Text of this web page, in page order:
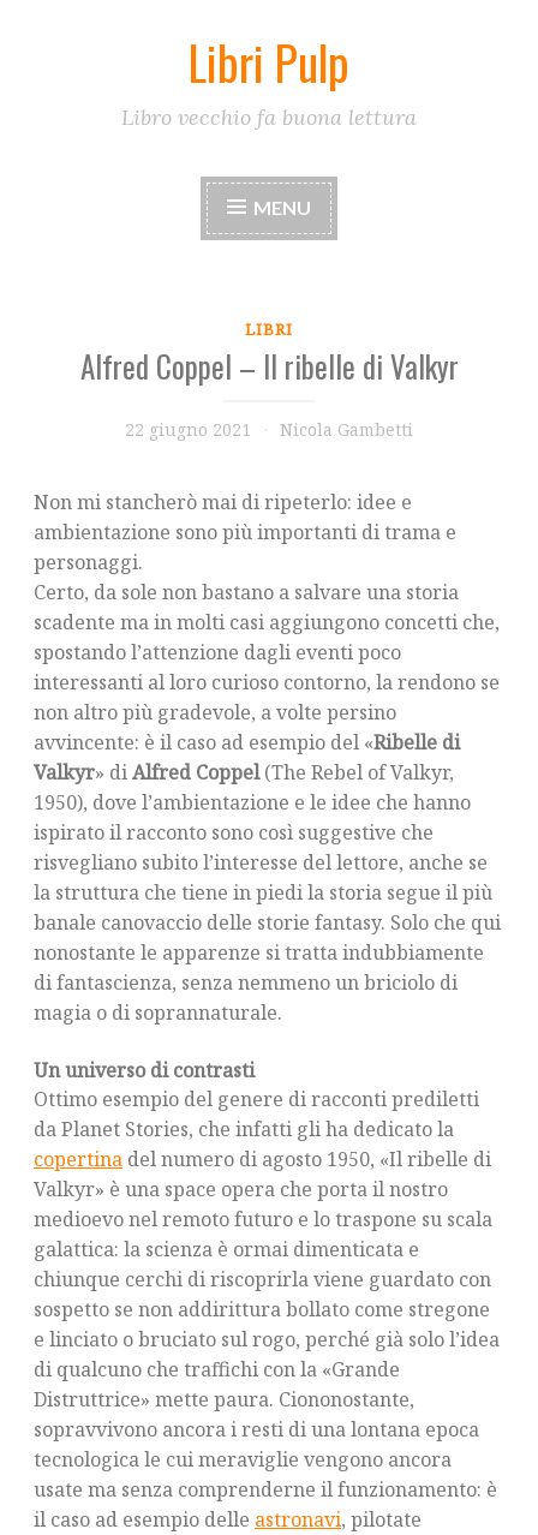
Libri Pulp
Libro vecchio fa buona lettura
MENU
LIBRI
Alfred Coppel – Il ribelle di Valkyr
22 giugno 2021 Nicola Gambetti
Non mi stancherò mai di ripeterlo: idee e
ambientazione sono più importanti di trama e
personaggi.
Certo, da sole non bastano a salvare una storia
scadente ma in molti casi aggiungono concetti che,
spostando l’attenzione dagli eventi poco
interessanti al loro curioso contorno, la rendono se
non altro più gradevole, a volte persino
avvincente: è il caso ad esempio del «Ribelle di
Valkyr» diAlfred Coppel(The Rebel of Valkyr,
1950), dove l’ambientazione e le idee che hanno
ispirato il racconto sono così suggestive che
risvegliano subito l’interesse del lettore, anche se
la struttura che tiene in piedi la storia segue il più
banale canovaccio delle storie fantasy. Solo che qui
nonostante le apparenze si tratta indubbiamente
di fantascienza, senza nemmeno un briciolo di
magia o di soprannaturale.
Un universo di contrasti
Ottimo esempio del genere di racconti prediletti
da Planet Stories, che infatti gli ha dedicato la
copertina del numero di agosto 1950, «Il ribelle di
Valkyr» è una space opera che porta il nostro
medioevo nel remoto futuro e lo traspone su scala
galattica: la scienza è ormai dimenticata e
chiunque cerchi di riscoprirla viene guardato con
sospetto se non addirittura bollato come stregone
e linciato o bruciato sul rogo, perché già solo l’idea
di qualcuno che traffichi con la «Grande
Distruttrice» mette paura. Ciononostante,
sopravvivono ancora i resti di una lontana epoca
tecnologica le cui meraviglie vengono ancora
usate ma senza comprenderne il funzionamento: è
il caso ad esempio delle astronavi, pilotate